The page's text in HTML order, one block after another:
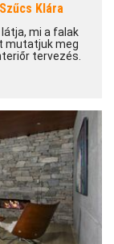
Klára
mi a falak
mutatjuk meg
tervezés.